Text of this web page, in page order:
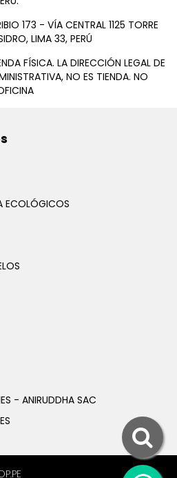
173 - VÍA CENTRAL 1125 TORRE
LIMA 33, PERÚ
FÍSICA. LA DIRECCIÓN LEGAL DE
NO ES TIENDA. NO
ECOLÓGICOS
- ANIRUDDHA SAC